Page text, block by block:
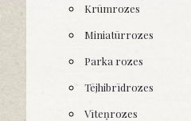
Krūmrozes
Miniatūrrozes
Parka rozes
Tējhibrīdrozes
Vīteņrozes